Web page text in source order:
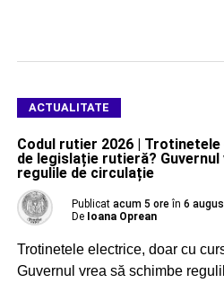
ACTUALITATE
Codul rutier 2026 |
de legislație rutieră? Guvernul
regulile de circulație
Publicat acum 5 ore în 6
De Ioana Oprean
Trotinetele electrice, doar cu
Guvernul vrea să schimbe